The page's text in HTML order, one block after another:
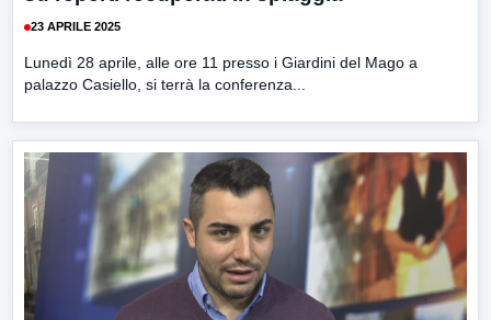
23 APRILE 2025
Lunedì 28 aprile, alle ore 11 presso i Giardini del Mago a
palazzo Casiello, si terrà la conferenza...